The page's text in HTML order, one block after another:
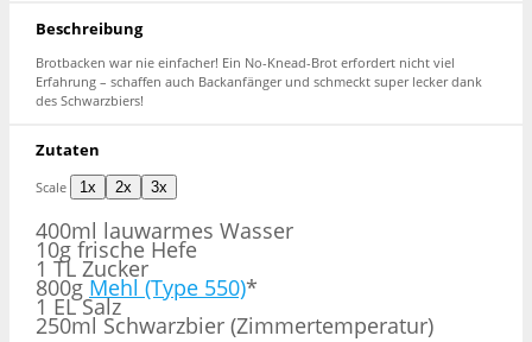
Beschreibung
Brotbacken war nie einfacher! Ein No-Knead-Brot erfordert nicht viel
Erfahrung – schaffen auch Backanfänger und schmeckt super lecker dank
des Schwarzbiers!
Zutaten
Scale 1x 2x 3x
400ml lauwarmes Wasser
10g frische Hefe
1 TL Zucker
800g Mehl (Type 550)*
1 EL Salz
250ml Schwarzbier (Zimmertemperatur)